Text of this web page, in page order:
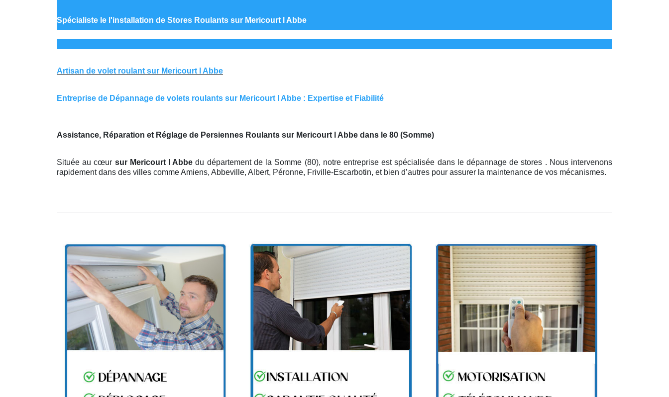
Spécialiste le l'installation de Stores Roulants sur Mericourt l Abbe
Artisan de volet roulant sur Mericourt l Abbe
Entreprise de Dépannage de volets roulants sur Mericourt l Abbe : Expertise et Fiabilité
Assistance, Réparation et Réglage de Persiennes Roulants sur Mericourt l Abbe dans le 80 (Somme)
Située au cœur sur Mericourt l Abbedu département de la Somme (80), notre entreprise est spécialisée dans le dépannage de stores . Nous intervenons
rapidement dans des villes comme Amiens, Abbeville, Albert, Péronne, Friville-Escarbotin, et bien d’autres pour assurer la maintenance de vos mécanismes.